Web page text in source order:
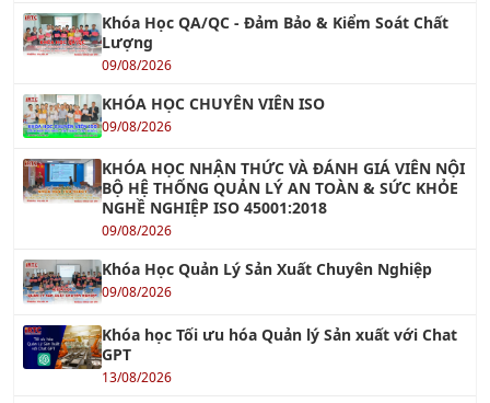
Khóa Học QA/QC - Đảm Bảo & Kiểm Soát Chất
Lượng
09/08/2026
KHÓA HỌC CHUYÊN VIÊN ISO
09/08/2026
KHÓA HỌC NHẬN THỨC VÀ ĐÁNH GIÁ VIÊN NỘI
BỘ HỆ THỐNG QUẢN LÝ AN TOÀN & SỨC KHỎE
NGHỀ NGHIỆP ISO 45001:2018
09/08/2026
Khóa Học Quản Lý Sản Xuất Chuyên Nghiệp
09/08/2026
Khóa học Tối ưu hóa Quản lý Sản xuất với Chat
GPT
13/08/2026